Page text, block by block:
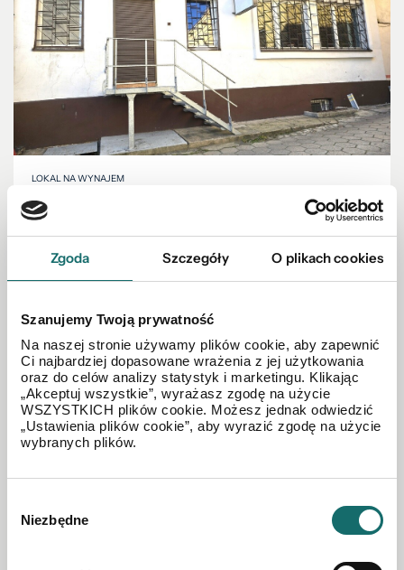
Zgoda Szczegóły O plikach cookies
Szanujemy Twoją prywatność
Na naszej stronie używamy plików cookie, aby zapewnić
Ci najbardziej dopasowane wrażenia z jej użytkowania
oraz do celów analizy statystyk i marketingu. Klikając
„Akceptuj wszystkie”, wyrażasz zgodę na użycie
WSZYSTKICH plików cookie. Możesz jednak odwiedzić
„Ustawienia plików cookie”, aby wyrazić zgodę na użycie
wybranych plików.
zgody
Niezbędne
LOKAL NA WYNAJEM
Lokal z potencjałem Aleje - Centrum Miasta
Stare Miasto al. Aleja Najświętszej Maryi Panny | 106.45 m²
1 200 PLN